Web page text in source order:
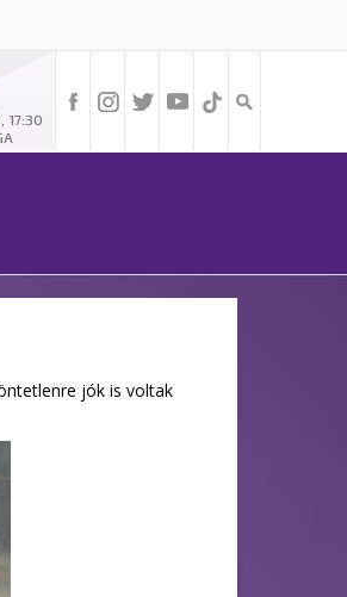
17:30
jók is voltak